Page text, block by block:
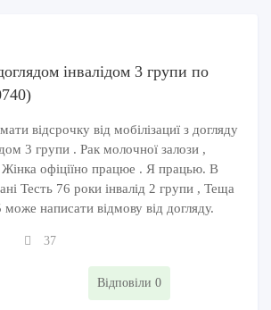
інвалідом 3 групи по
відсрочку від мобілізациї з догляду
3 групи . Рак молочної залози ,
. Жінка офіціїно працюе . Я працью. В
Тесть 76 роки інвалід 2 групи , Теща
написати відмову від догляду.
37
Відповіли 0